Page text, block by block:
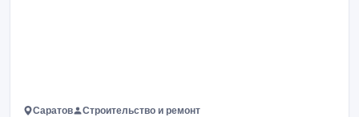
Саратов Строительство и ремонт